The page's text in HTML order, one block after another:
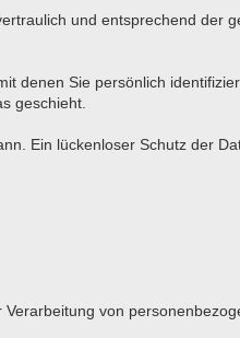
und entsprechend der
denen Sie persönlich
geschieht.
Ein lückenloser Schutz der
von